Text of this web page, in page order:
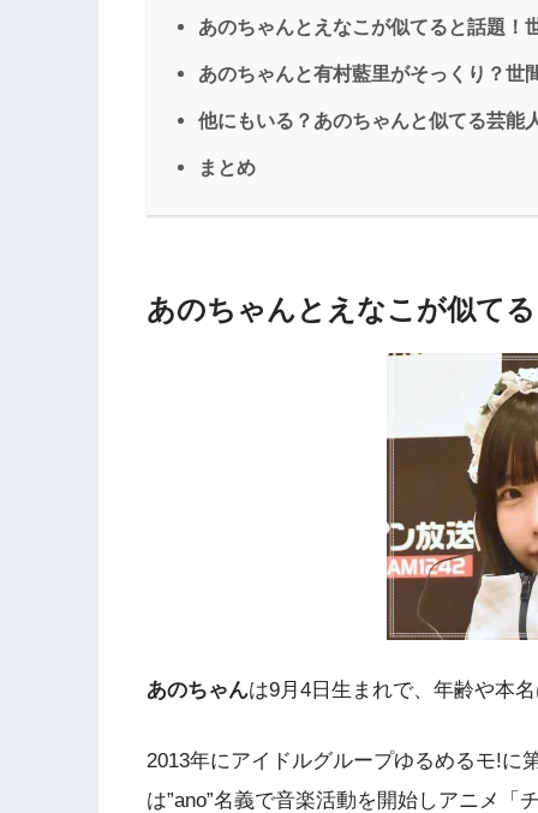
あのちゃんとえなこが似てると話題！
あのちゃんと有村藍里がそっくり？世
他にもいる？あのちゃんと似てる芸能
まとめ
あのちゃんとえなこが似て
あのちゃんは9月4日生まれで、年齢や本
2013年にアイドルグループゆるめるモ!に
は”ano”名義で音楽活動を開始しアニメ